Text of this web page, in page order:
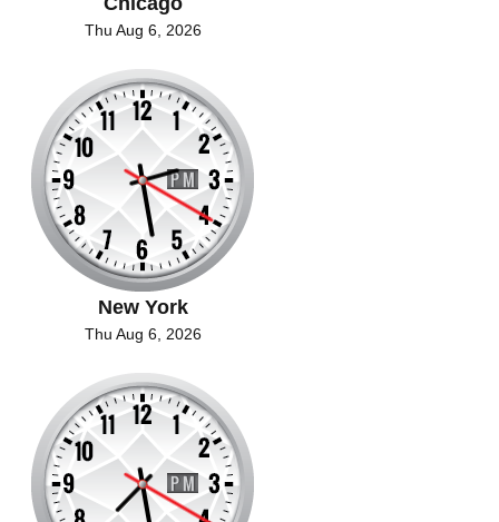
Thu Aug 6, 2026
New York
Thu Aug 6, 2026